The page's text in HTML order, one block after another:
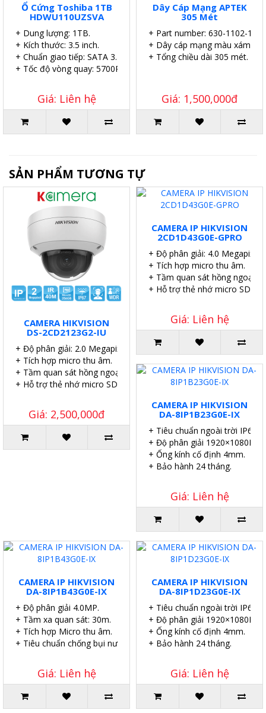
Ổ Cứng Toshiba 1TB
HDWU110UZSVA
+ Dung lượng: 1TB.
+ Kích thước: 3.5 inch.
+ Chuẩn giao tiếp: SATA 3.
+ Tốc độ vòng quay: 5700RPM.
Giá: Liên hệ
Dây Cáp Mạng APTEK
305 Mét
+ Part number: 630-1102-1
+ Dây cáp mạng màu xám.
+ Tổng chiều dài 305 mét.
Giá: 1,500,000đ
SẢN PHẨM TƯƠNG TỰ
CAMERA HIKVISION
DS-2CD2123G2-IU
+ Độ phân giải: 2.0 Megapixel.
+ Tích hợp micro thu âm.
+ Tầm quan sát hồng ngoại: 40 mét.
+ Hỗ trợ thẻ nhớ micro SD 256GB.
Giá: 2,500,000đ
CAMERA IP HIKVISION
2CD1D43G0E-GPRO
+ Độ phân giải: 4.0 Megapixel.
+ Tích hợp micro thu âm.
+ Tầm quan sát hồng ngoại:
+ Hỗ trợ thẻ nhớ micro SD
Giá: Liên hệ
CAMERA IP HIKVISION
DA-8IP1B23G0E-IX
+ Tiêu chuẩn ngoài trời IP67.
+ Độ phân giải 1920×1080P.
+ Ống kính cố định 4mm.
+ Bảo hành 24 tháng.
Giá: Liên hệ
CAMERA IP HIKVISION
DA-8IP1B43G0E-IX
+ Độ phân giải 4.0MP.
+ Tầm xa quan sát: 30m.
+ Tích hợp Micro thu âm.
+ Tiêu chuẩn chống bụi nước IP67.
Giá: Liên hệ
CAMERA IP HIKVISION
DA-8IP1D23G0E-IX
+ Tiêu chuẩn ngoài trời IP67.
+ Độ phân giải 1920×1080P.
+ Ống kính cố định 4mm.
+ Bảo hành 24 tháng.
Giá: Liên hệ